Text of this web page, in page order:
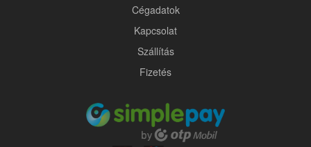
Cégadatok
Kapcsolat
Szállítás
Fizetés